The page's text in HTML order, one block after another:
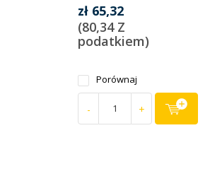
zł 65,32
(80,34 Z
podatkiem)
Porównaj
- +